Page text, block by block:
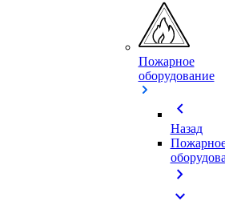
Пожарное
оборудование
chevron_left
Назад
chevron_right
expand_more